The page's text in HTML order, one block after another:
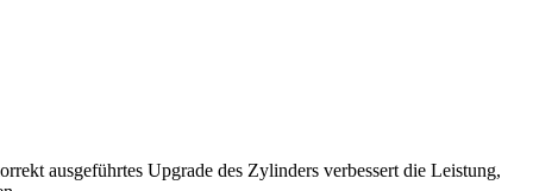
ausgeführtes Upgrade des Zylinders verbessert die Leistung,